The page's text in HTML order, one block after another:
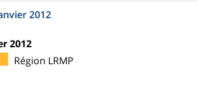
2012
2012
Région LRMP